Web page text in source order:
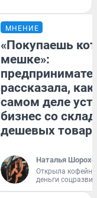
МНЕНИЕ
«Покупаешь
мешке»:
рассказала, как
самом деле
бизнес со
дешевых
Наталья
Открыла
деньги